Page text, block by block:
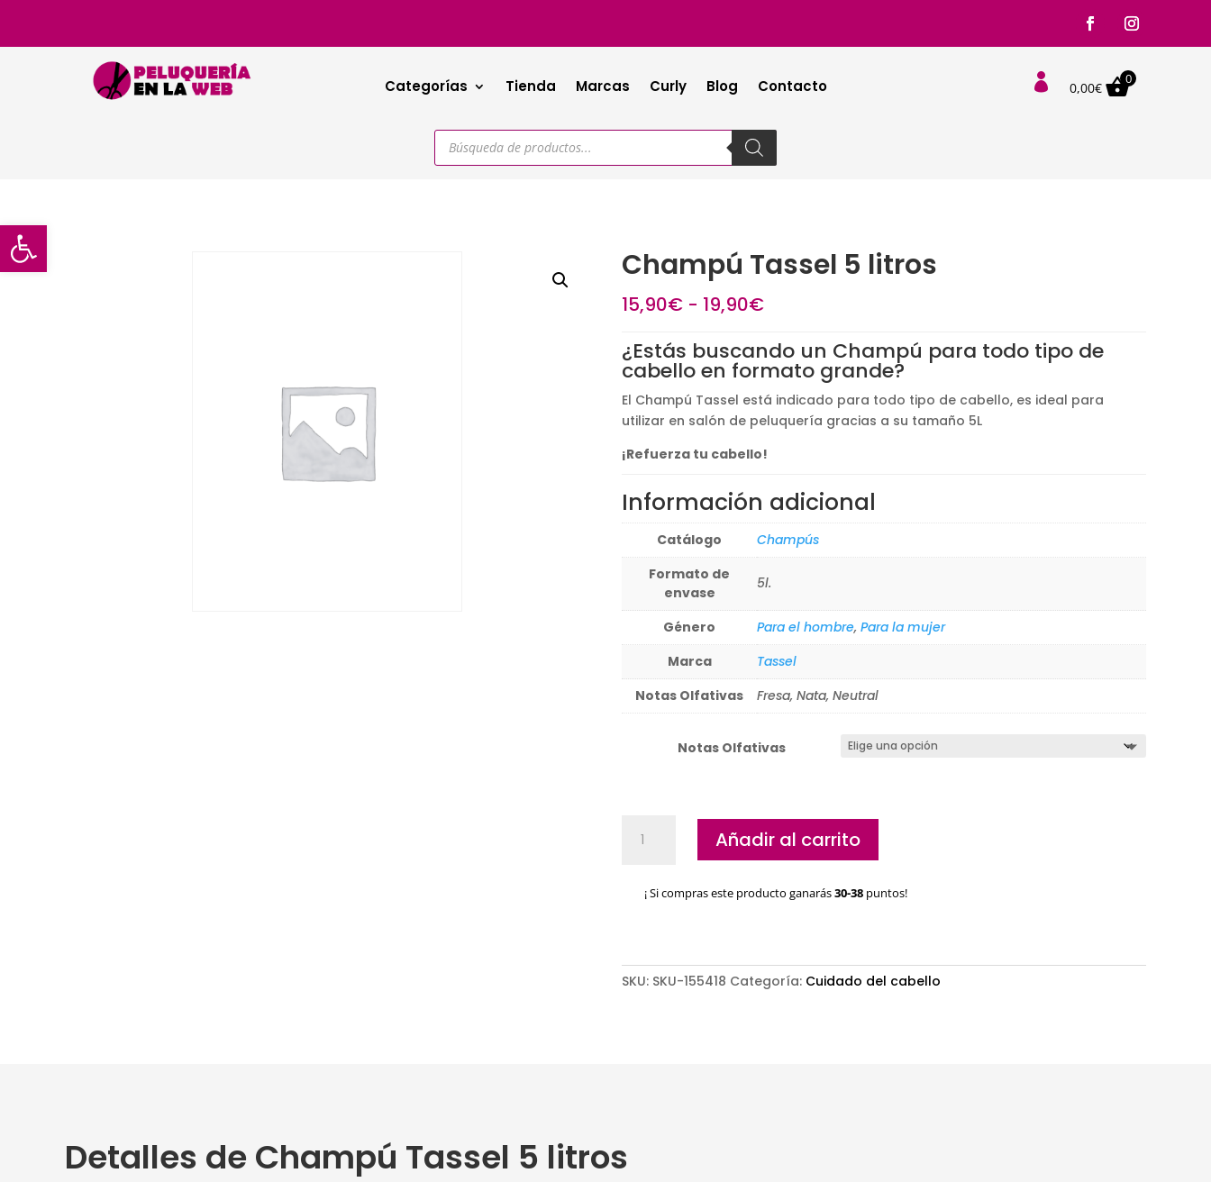
Abrir barra de herramientas
Categorías Tienda Marcas Curly Blog Contacto  0,00€
0
Búsqueda
productos
Champú Tassel 5 litros
15,90€ - 19,90€Rango
precios:
desde
15,90€
hasta
19,90€
¿Estás buscando un Champú para todo tipo de
cabello en formato grande?
El Champú Tassel está indicado para todo tipo de cabello, es ideal para
utilizar en salón de peluquería gracias a su tamaño 5L
¡Refuerza tu cabello!
Información adicional
Catálogo
Champús
Formato de
envase
5l.
Género Para el hombre, Para la mujer
Marca
Tassel
Notas Olfativas
Fresa, Nata, Neutral
Notas Olfativas
Tassel
litros
Añadir al carrito
¡ Si compras este producto ganarás30-38 puntos!
SKU: SKU-155418 Categoría: Cuidado del cabello
Detalles de Champú Tassel 5 litros